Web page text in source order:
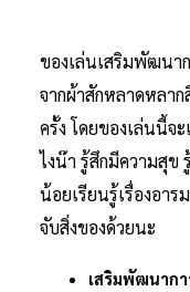
ของเล่นเสริมพัฒนา
จากผ้าสักหลาดหลา
ครั้ง โดยของเล่นนี้จ
ไงน๊า รู้สึกมีความสุข
น้อยเรียนรู้เรื่องอา
จับสิ่งของด้วยนะ
เสริมพัฒนาก